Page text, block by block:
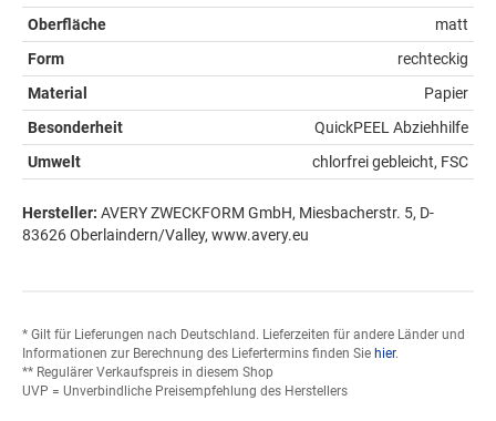
Oberfläche
matt
Form
rechteckig
Material
Papier
Besonderheit
QuickPEEL Abziehhilfe
Umwelt
chlorfrei gebleicht, FSC
Hersteller: AVERY ZWECKFORM GmbH, Miesbacherstr. 5, D-
83626 Oberlaindern/Valley, www.avery.eu
* Gilt für Lieferungen nach Deutschland. Lieferzeiten für andere Länder und
Informationen zur Berechnung des Liefertermins finden Sie hier.
** Regulärer Verkaufspreis in diesem Shop
UVP = Unverbindliche Preisempfehlung des Herstellers